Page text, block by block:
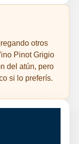
otros
Pinot Grigio
del atún, pero
si lo preferís.